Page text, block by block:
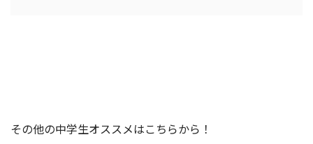
その他の中学生オススメはこちらから！